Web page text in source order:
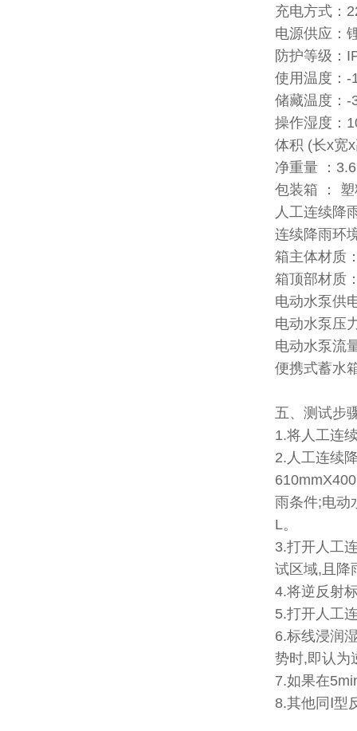
充电方式：
电源供应：
防护等级：
使用温度：-
储藏温度：-
操作湿度：
体积 (长x宽
净重量 ：
包装箱 ：
人工连续降
连续降雨环
箱主体材质
箱顶部材质
电动水泵供
电动水泵压
电动水泵流
便携式蓄水
五、测试步
1.将人工连
2.人工连续
雨条件;电动
L。
3.打开人工
试区域,且降
4.将逆反射
5.打开人工
6.标线浸润
势时,即认为
7.如果在
8.其他同Ⅰ型